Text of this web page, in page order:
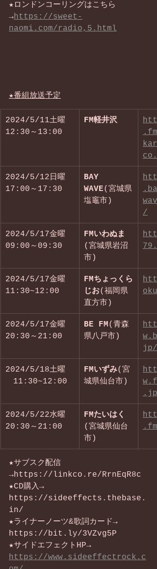
★ロンドンコーリングはこちら
→https://sweet-
naomi.com/radio,5.html
★番組放送予定
2024/5/11土曜
12:30～13:00
FM軽井沢
2024/5/12日曜
17:00～17:30
BAY
WAVE(宮城県
塩竈市)
/
2024/5/17金曜
09:00～09:30
FMいわぬま
(宮城県岩沼
市)
2024/5/17金曜
11:30~12:00
FMちょっくら
じお(福岡県
直方市)
2024/5/17金曜
20:30～21:00
BE FM (青森
県八戸市)
jp/
2024/5/18土曜
11:30~12:00
FMいずみ(宮
城県仙台市)
2024/5/22水曜
20:30～21:00
FMたいはく
(宮城県仙台
市)
★サブスク配信
→https://linkco.re/RrnEqR8c
★CD購入→
https://sideeffects.thebase.
in/
★ライナーノーツ&歌詞カード→
https://bit.ly/3VZvg5P
★サイドエフェクトHP→
https://www.sideeffectrock.c